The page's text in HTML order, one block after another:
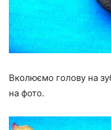
Вколюємо голову на
на фото.